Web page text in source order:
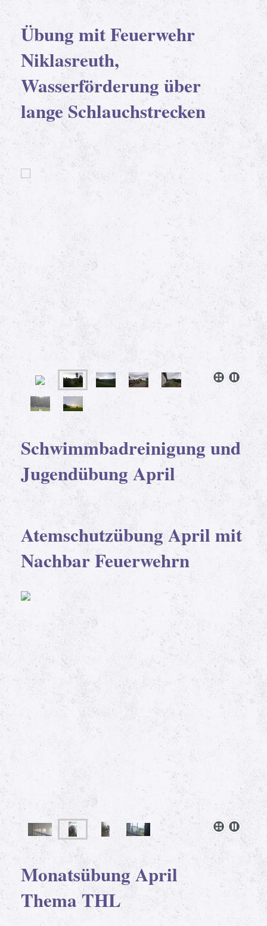
Übung mit Feuerwehr
Niklasreuth,
Wasserförderung über
lange Schlauchstrecken
Schwimmbadreinigung und
Jugendübung April
Atemschutzübung April mit
Nachbar Feuerwehrn
Monatsübung April
Thema THL